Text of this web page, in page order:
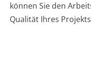
können Sie den
Qualität Ihres